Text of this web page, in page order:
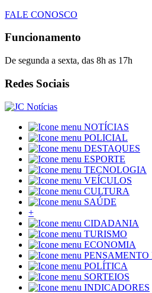
FALE CONOSCO
Funcionamento
De segunda a sexta, das 8h as 17h
Redes Sociais
NOTÍCIAS
POLICIAL
DESTAQUES
ESPORTE
TECNOLOGIA
VEÍCULOS
CULTURA
SAÚDE
+
CIDADANIA
TURISMO
ECONOMIA
PENSAMENTO
POLÍTICA
SORTEIOS
INDICADORES